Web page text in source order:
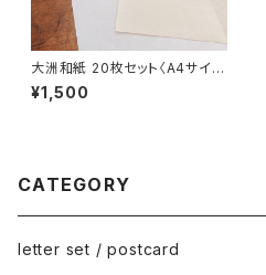
大洲和紙 20枚セット〈A4サイ
ズ〉
¥1,500
CATEGORY
letter set / postcard